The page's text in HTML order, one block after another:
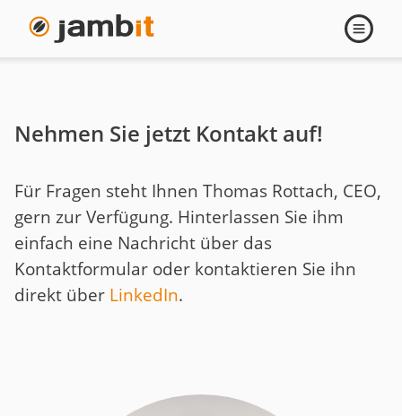
Kontakt
Thomas
öffnen
Nehmen Sie jetzt Kontakt auf!
Für Fragen steht Ihnen Thomas Rottach, CEO,
gern zur Verfügung. Hinterlassen Sie ihm
einfach eine Nachricht über das
Kontaktformular oder kontaktieren Sie ihn
direkt über LinkedIn.